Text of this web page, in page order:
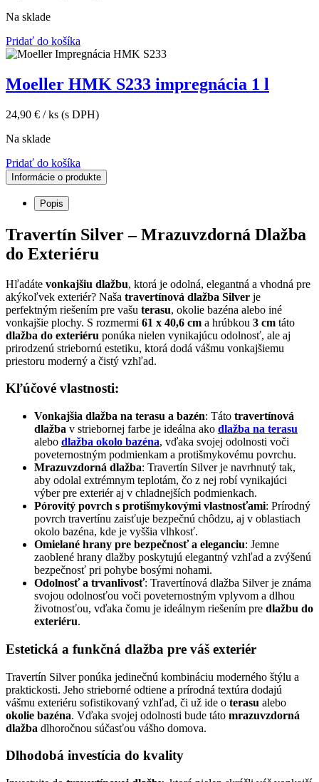
Na sklade
Pridať do košíka
Moeller HMK S233 impregnácia 1 l
24,90 € / ks (s DPH)
Na sklade
Pridať do košíka
Informácie o produkte
Popis
Travertín Silver – Mrazuvzdorná Dlažba
do Exteriéru
Hľadáte vonkajšiu dlažbu, ktorá je odolná, elegantná a vhodná pre
akýkoľvek exteriér? Naša travertínová dlažba Silver je
perfektným riešením pre vašu terasu, okolie bazéna alebo iné
vonkajšie plochy. S rozmermi 61 x 40,6 cm a hrúbkou 3 cm táto
dlažba do exteriéru ponúka nielen vynikajúcu odolnosť, ale aj
prirodzenú striebornú estetiku, ktorá dodá vášmu vonkajšiemu
priestoru moderný a čistý vzhľad.
Kľúčové vlastnosti:
Vonkajšia dlažba na terasu a bazén: Táto travertínová
dlažba v striebornej farbe je ideálna ako dlažba na terasu
alebo dlažba okolo bazéna, vďaka svojej odolnosti voči
poveternostným podmienkam a protišmykovému povrchu.
Mrazuvzdorná dlažba: Travertín Silver je navrhnutý tak,
aby odolal extrémnym teplotám, čo z nej robí vynikajúci
výber pre exteriér aj v chladnejších podmienkach.
Pórovitý povrch s protišmykovými vlastnosťami: Prírodný
povrch travertínu zaisťuje bezpečnú chôdzu, aj v oblastiach
okolo bazéna, kde je vyššia vlhkosť.
Omielané hrany pre bezpečnosť a eleganciu: Jemne
zaoblené hrany dlažby poskytujú elegantný vzhľad a zvýšenú
bezpečnosť pri pohybe bosými nohami.
Odolnosť a trvanlivosť: Travertínová dlažba Silver je známa
svojou odolnosťou voči poveternostným vplyvom a dlhou
životnosťou, vďaka čomu je ideálnym riešením pre dlažbu do
exteriéru.
Estetická a funkčná dlažba pre váš exteriér
Travertín Silver ponúka jedinečnú kombináciu moderného štýlu a
praktickosti. Jeho strieborné odtiene a prírodná textúra dodajú
vášmu exteriéru sofistikovaný vzhľad, či už ide o terasu alebo
okolie bazéna. Vďaka svojej odolnosti bude táto mrazuvzdorná
dlažba dlhoročnou súčasťou vášho domova.
Dlhodobá investícia do kvality